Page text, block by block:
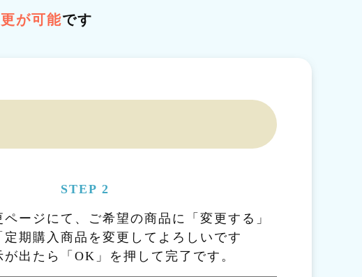
が可能です
STEP 2
ージにて、ご希望の商品に「変更する」
期購入商品を変更してよろしいです
出たら「OK」を押して完了です。